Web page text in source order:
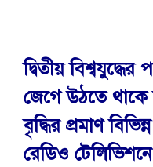
দ্বিতীয়
জেগে উঠতে
বৃদ্ধির প্রমাণ
রেডিও